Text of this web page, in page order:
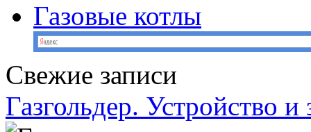
Газовые котлы
Свежие записи
Газгольдер. Устройство и